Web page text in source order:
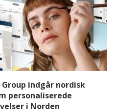
indgår nordisk
personaliserede
i Norden